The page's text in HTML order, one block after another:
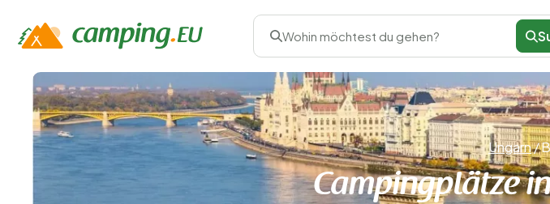
Wohin möchtest du gehen?
Ungarn/
Campingplätze